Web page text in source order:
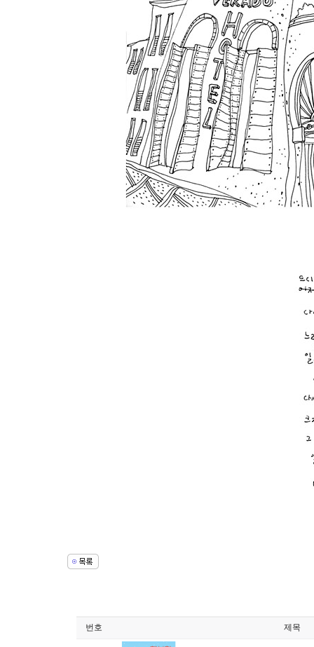
번호 제목